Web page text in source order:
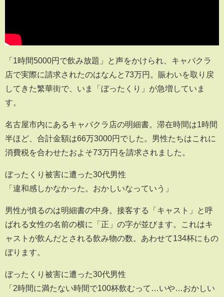
「1時間5000円で飲み放題」と声をかけられ、キャバクラ
店で実際に請求されたのはなんと73万円。賑わいを取り戻
してきた繁華街で、いま「ぼったくり」が急増していま
す。
名古屋市内にあるキャバクラ店の明細書。滞在時間は1時間
半ほど、合計金額は66万3000円でした。男性たちはこれに
消費税を合わせたおよそ73万円を請求されました。
ぼったくり被害に遭った30代男性
「違和感しかなかった。おかしいなっていう」
男性が憤るのは明細書の中身。接客する「キャスト」と呼
ばれる女性の名前の横に「正」の字が並びます。これはキ
ャストが飲んだとされる飲み物の数。あわせて134杯にもの
ぼります。
ぼったくり被害に遭った30代男性
「2時間に満たない時間で100杯飲むって…いや…おかしい